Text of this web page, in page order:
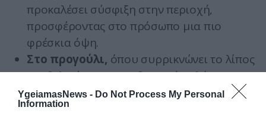
YgeiamasNews - Do Not Process My Personal
Information
προκαλέσει σύσφιξη στην περιοχή,
προσφέροντας στο πρόσωπο μια πιο
φρέσκια όψη.
Στο προγούλι, όπου συρρικνώνει το λίπος
και βελτιώνει την επιδερμική χαλάρωση.
Στην περιοχή του λαιμού, όπου το δέρμα
εκεί είναι αρκετά λεπτό και λόγω του ότι